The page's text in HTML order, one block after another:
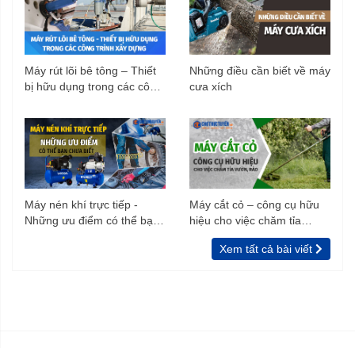
Máy rút lõi bê tông – Thiết
bị hữu dụng trong các công
Những điều cần biết về máy
cưa xích
Máy nén khí trực tiếp -
Những ưu điểm có thể bạn
Máy cắt cỏ – công cụ hữu
hiệu cho việc chăm tỉa
vườn, rào
Xem tất cả bài viết